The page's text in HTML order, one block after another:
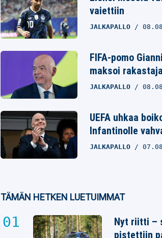
Whatsapp
vaiettiin
JALKAPALLO
FIFA-pomo
maksoi
JALKAPALLO
UEFA uhkaa
Infantinolle
JALKAPALLO
TÄMÄN HETKEN LUETUIMMAT
Nyt riitti –
pistettiin